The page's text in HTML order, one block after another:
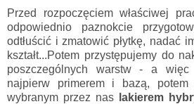
Przed rozpoczęciem właściwej
odpowiednio paznokcie
odtłuścić i zmatowić płytkę, nadać
kształt...Potem przystępujemy do
poszczególnych warstw - a więc
najpierw primerem i bazą, potem
wybranym przez nas lakierem